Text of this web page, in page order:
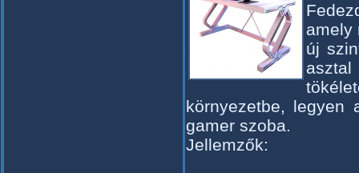
amely
új
környezetbe, legyen
gamer szoba.
Jellemzők: